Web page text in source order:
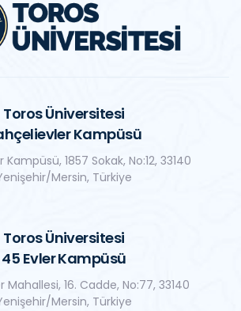
Toros Üniversitesi
Kampüsü
1857 Sokak, No:12, 33140
Mersin, Türkiye
Toros Üniversitesi
45 Evler Kampüsü
Mahallesi, 16. Cadde, No:77, 33140
Mersin, Türkiye